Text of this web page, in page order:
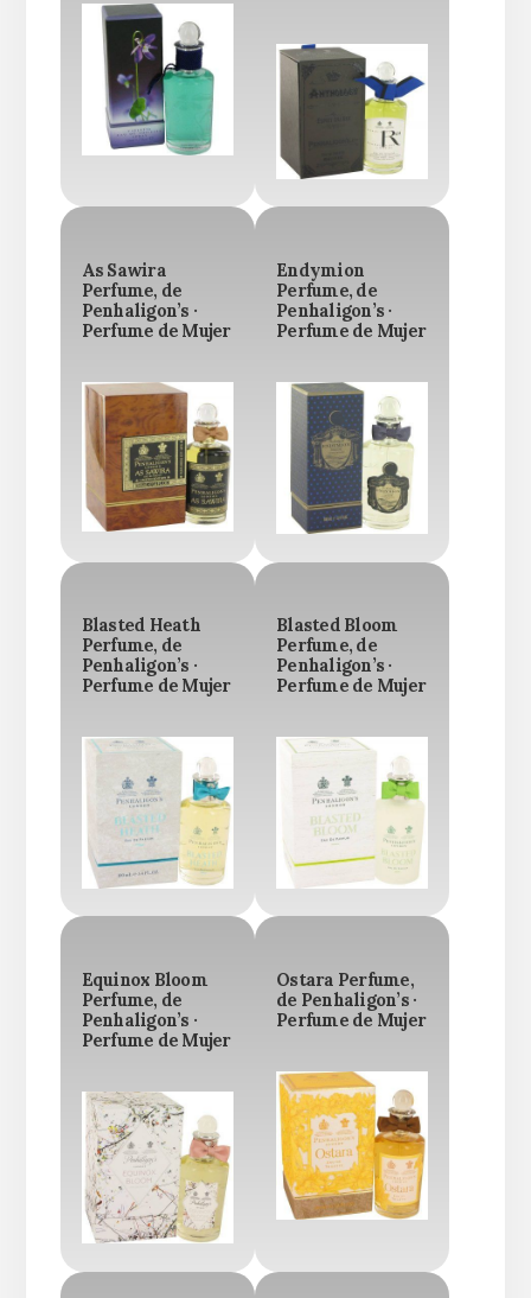
As Sawira
Perfume, de
Penhaligon’s ·
Perfume de Mujer
Endymion
Perfume, de
Penhaligon’s ·
Perfume de Mujer
Blasted Heath
Perfume, de
Penhaligon’s ·
Perfume de Mujer
Blasted Bloom
Perfume, de
Penhaligon’s ·
Perfume de Mujer
Equinox Bloom
Perfume, de
Penhaligon’s ·
Perfume de Mujer
Ostara Perfume,
de Penhaligon’s ·
Perfume de Mujer